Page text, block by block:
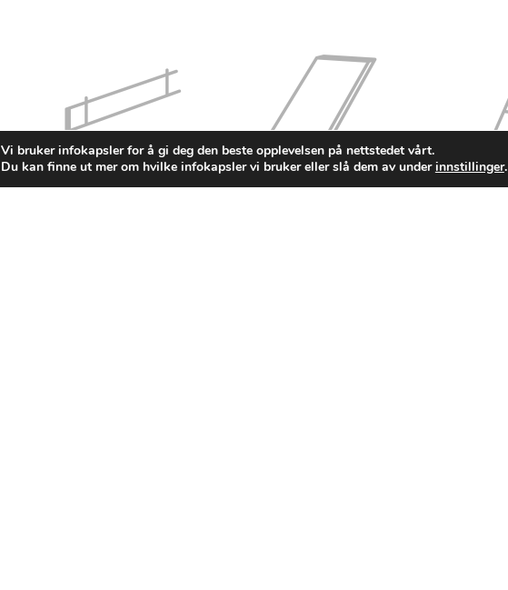
Vi bruker infokapsler for å gi deg den beste opplevelsen på nettstedet vårt.
Du kan finne ut mer om hvilke infokapsler vi bruker eller slå dem av underinnstillinger.